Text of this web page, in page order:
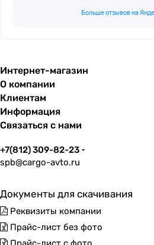
Больше отзывов на
Интернет-магазин
О компании
Клиентам
Информация
Связаться с нами
+7(812) 309-82-23
spb@cargo-avto.ru
Документы для скачивания
Реквизиты компании
Прайс-лист без фото